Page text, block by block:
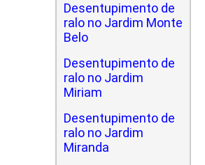
Desentupimento de
ralo no Jardim Monte
Belo
Desentupimento de
ralo no Jardim
Miriam
Desentupimento de
ralo no Jardim
Miranda